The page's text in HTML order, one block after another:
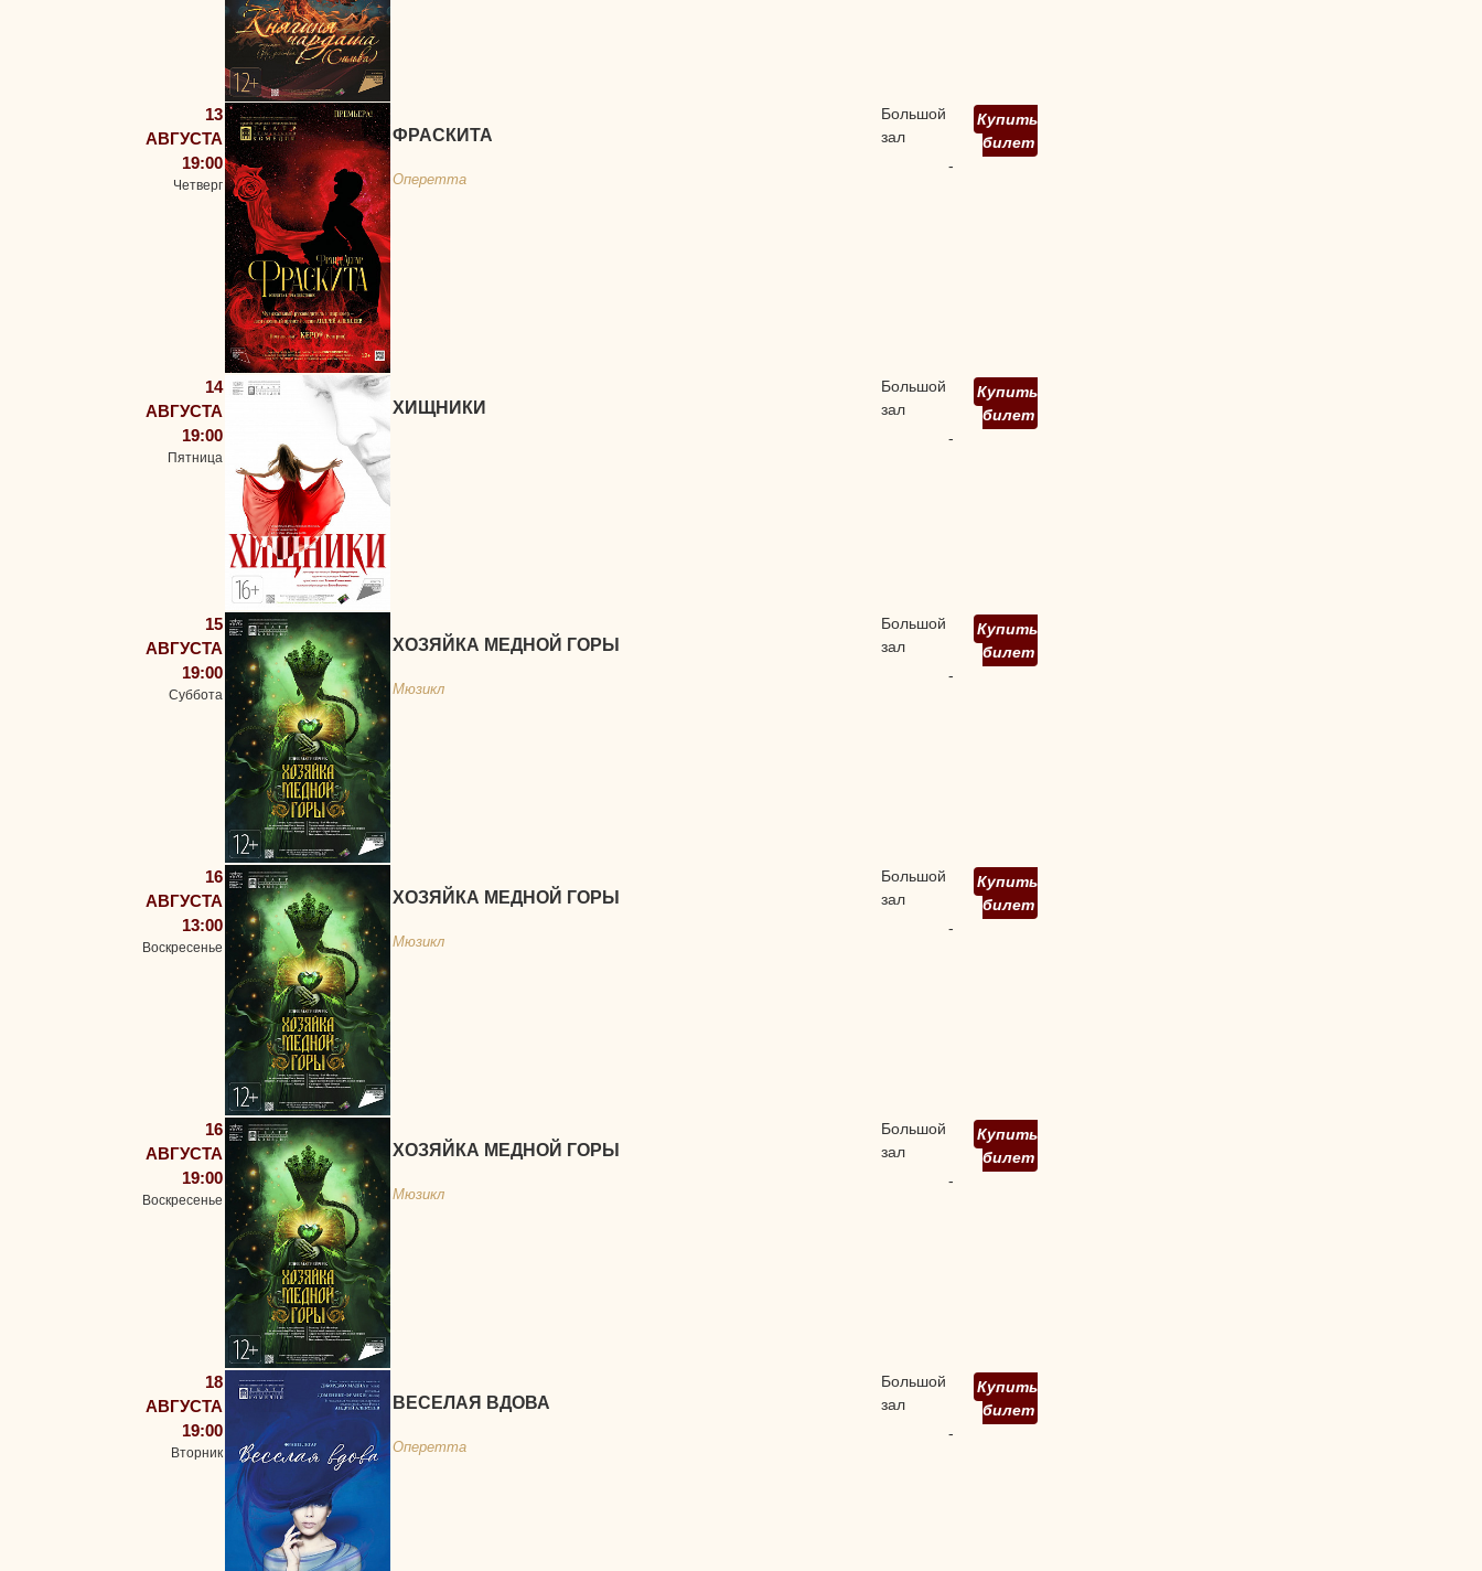
13
АВГУСТА
19:00
Четверг
ФРАСКИТА
Оперетта
Большой
зал
Купить
билет
-
14
АВГУСТА
19:00
Пятница
ХИЩНИКИ
Большой
зал
Купить
билет
-
15
АВГУСТА
19:00
Суббота
ХОЗЯЙКА МЕДНОЙ ГОРЫ
Мюзикл
Большой
зал
Купить
билет
-
16
АВГУСТА
13:00
Воскресенье
ХОЗЯЙКА МЕДНОЙ ГОРЫ
Мюзикл
Большой
зал
Купить
билет
-
16
АВГУСТА
19:00
Воскресенье
ХОЗЯЙКА МЕДНОЙ ГОРЫ
Мюзикл
Большой
зал
Купить
билет
-
18
АВГУСТА
19:00
Вторник
ВЕСЕЛАЯ ВДОВА
Оперетта
Большой
зал
Купить
билет
-